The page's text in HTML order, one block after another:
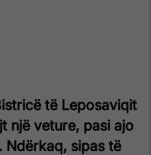
të Leposaviqit
një veture, pasi ajo
Ndërkaq, sipas të